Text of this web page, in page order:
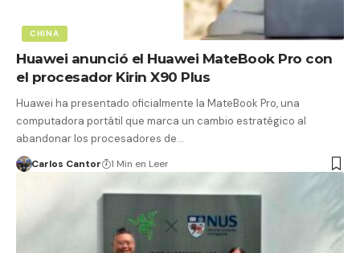
CHINA
Huawei anunció el Huawei MateBook Pro con
el procesador Kirin X90 Plus
Huawei ha presentado oficialmente la MateBook Pro, una
computadora portátil que marca un cambio estratégico al
abandonar los procesadores de…
Carlos Cantor 1 Min en Leer